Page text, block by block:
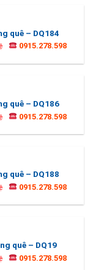
quê – DQ184
0915.278.598
quê – DQ186
0915.278.598
quê – DQ188
0915.278.598
quê – DQ19
0915.278.598